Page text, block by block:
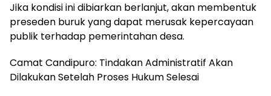
Jika kondisi ini dibiarkan berlanjut, akan membentuk
preseden buruk yang dapat merusak kepercayaan
publik terhadap pemerintahan desa.
Camat Candipuro: Tindakan Administratif Akan
Dilakukan Setelah Proses Hukum Selesai